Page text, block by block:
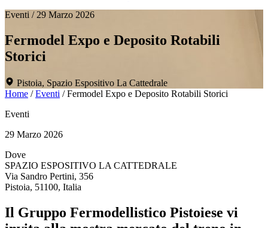
Eventi / 29 Marzo 2026
Fermodel Expo e Deposito Rotabili
Storici
Pistoia, Spazio Espositivo La Cattedrale
Home /Eventi /Fermodel Expo e Deposito Rotabili Storici
Eventi
29 Marzo 2026
Dove
SPAZIO ESPOSITIVO LA CATTEDRALE
Via Sandro Pertini, 356
Pistoia, 51100, Italia
Il Gruppo Fermodellistico Pistoiese vi